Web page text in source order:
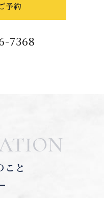
予約
7368
こと